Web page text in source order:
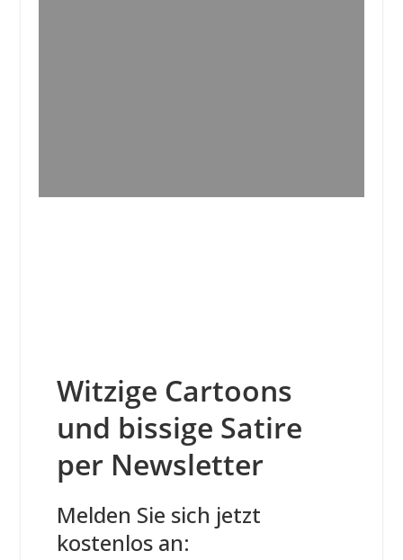
Witzige Cartoons
und bissige Satire
per Newsletter
Melden Sie sich jetzt
kostenlos an: